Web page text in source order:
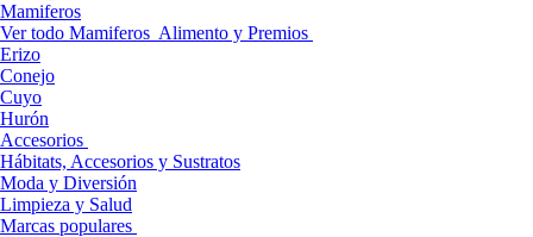
Mamiferos
Ver todo Mamiferos Alimento y Premios
Erizo
Conejo
Cuyo
Hurón
Accesorios
Hábitats, Accesorios y Sustratos
Moda y Diversión
Limpieza y Salud
Marcas populares